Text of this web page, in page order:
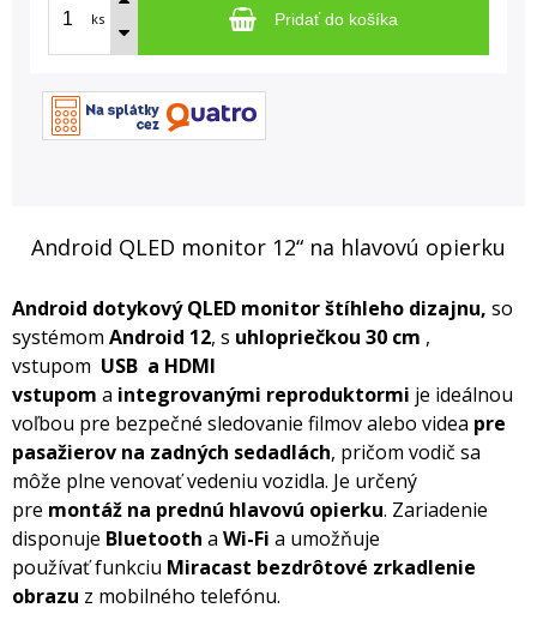
ks Pridať do košíka
Android QLED monitor 12“ na hlavovú opierku
Android dotykový QLED monitor štíhleho dizajnu, so
systémom Android 12, s uhlopriečkou 30 cm ,
vstupom USB a HDMI
vstupom a integrovanými reproduktormi je ideálnou
voľbou pre bezpečné sledovanie filmov alebo videa pre
pasažierov na zadných sedadlách, pričom vodič sa
môže plne venovať vedeniu vozidla. Je určený
pre montáž na prednú hlavovú opierku. Zariadenie
disponuje Bluetooth a Wi-Fi a umožňuje
používať funkciu Miracast bezdrôtové zrkadlenie
obrazu z mobilného telefónu.